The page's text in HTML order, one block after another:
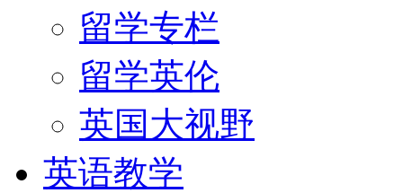
留学专栏
留学英伦
英国大视野
英语教学